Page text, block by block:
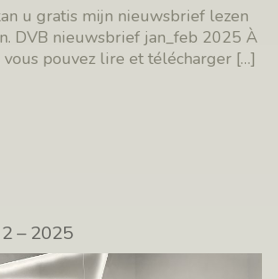
u gratis mijn nieuwsbrief lezen
DVB nieuwsbrief jan_feb 2025 À
vous pouvez lire et télécharger […]
– 2025